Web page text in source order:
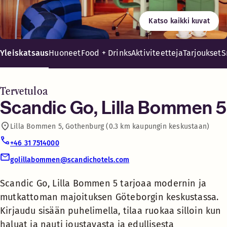
Katso kaikki kuvat
YleiskatsausHuoneetFood + DrinksAktiviteettejaTarjoukset
Tervetuloa
Scandic Go, Lilla Bommen 5
Lilla Bommen 5, Gothenburg (0.3 km kaupungin keskustaan)
+46 31 7514000
golillabommen@scandichotels.com
Scandic Go, Lilla Bommen 5 tarjoaa modernin ja
mutkattoman majoituksen Göteborgin keskustassa.
Kirjaudu sisään puhelimella, tilaa ruokaa silloin kun
haluat ja nauti joustavasta ja edullisesta
Maksuton WiFi
Ostokset
Säilytyslokeroita
Silityshuone
Food + Drinks 24-7
Scandic Go, Lilla Bommen
Kirjaudu sisään
puhelimella, tilaa ruokaa
silloin kun haluat ja nauti
joustavasta ja edullisesta
majoituksesta ilman
turhaa vaivaa. Täydellinen
suunnitella matkasi omalla
Tutustu uuteen
Syö paikan päällä tai nappaa mukaan kun nälkä yllättää.